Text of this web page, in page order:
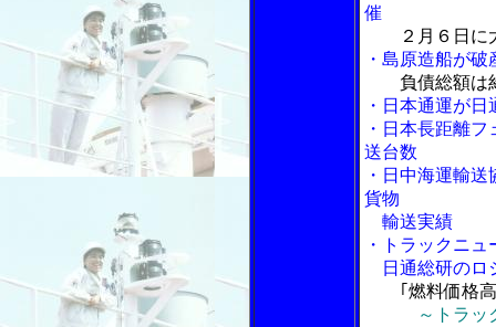
催
２月６日
・島原造船が
負債総額は
・日本通運が
・日本長距離
送台数
・日中海運輸
貨物
輸送実績
・トラックニュ
日通総研のロ
｢燃料価格
～トラッ